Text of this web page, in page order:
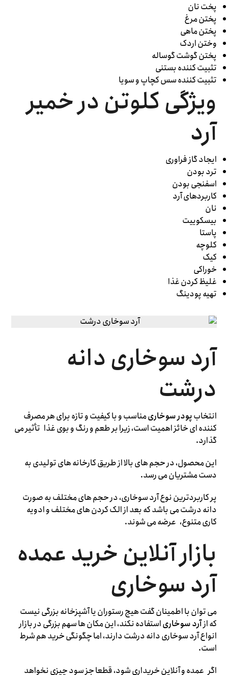
پخت نان
پختن مرغ
پختن ماهی
وختن اردک
پختن گوشت گوساله
تثبیت کننده بستنی
تثبیت کننده سس کچاپ و سویا
ویژگی کلوتن در خمیر
آرد
ایجاد گاز فراوری
ترد بودن
اسفنجی بودن
کاربردهای آرد
نان
بیسکوییت
پاستا
کلوچه
کیک
خوراکی
غلیظ کردن غذا
تهیه پودینگ
آرد سوخاری دانه
درشت
انتخابپودر سوخاریمناسب و با کیفیت و تازه برای هر مصرف
کننده ای خائز اهمیت است، زیرا بر طعم و رنگ و بوی غذا تأثیر می
گذارد.
این محصول، در حجم های بالا از طریق کارخانه های تولیدی به
دست مشتریان می رسد.
پر کاربردترین نوع آرد سوخاری، در حجم های مختلف به صورت
دانه درشت می باشد که بعد از الک کردن های مختلف و ادویه
کاری متنوع، عرضه می شوند.
بازار آنلاین خرید عمده
آرد سوخاری
می توان با اطمینان گفت هیج رستوران یا آشپزخانه بزرگی نیست
که ازآرد سوخاریاستفاده نکند، این مکان ها سهم بزرگی در بازار
انواع آرد سوخاری دانه درشت دارند، اما چگونگی خرید هم شرط
است.
اگر عمده و آنلاین خریداری شود، قطعا جز سود چیزی نخواهد